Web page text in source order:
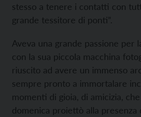
stesso a tenere i contatti con
grande tessitore di ponti”.
Aveva una grande passione per
con la sua piccola macchina
riuscito ad avere un immenso
sempre pronto a immortalare
momenti di gioia, di amicizia,
domenica proiettò alla presenza